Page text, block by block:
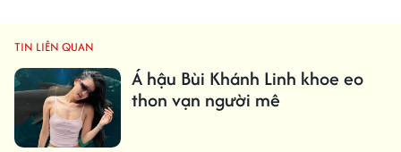
TIN LIÊN QUAN
Á hậu Bùi Khánh Linh khoe eo
thon vạn người mê